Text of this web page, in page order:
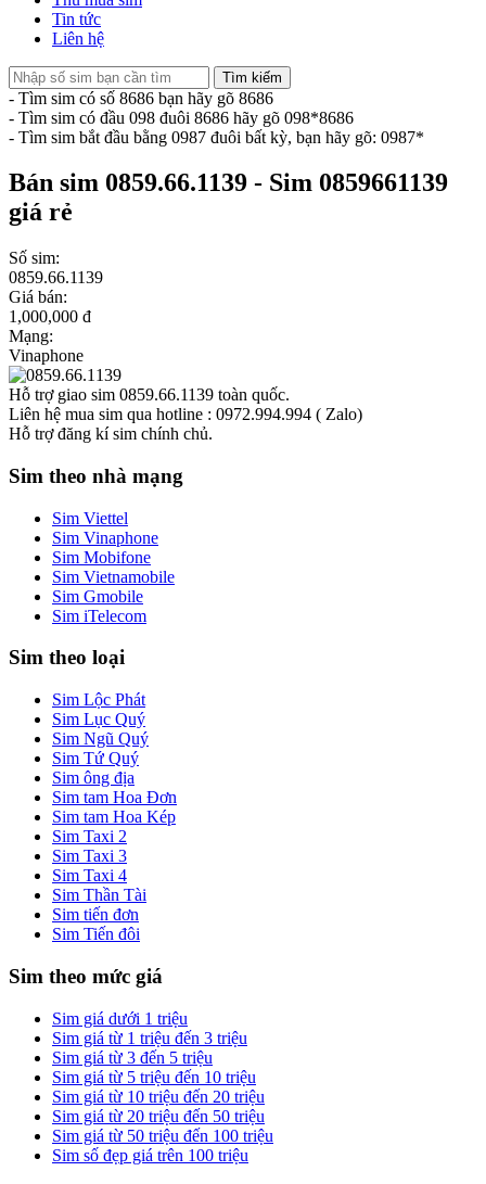
Tin tức
Liên hệ
Tìm kiếm
- Tìm sim có số 8686 bạn hãy gõ 8686
- Tìm sim có đầu 098 đuôi 8686 hãy gõ 098*8686
- Tìm sim bắt đầu bằng 0987 đuôi bất kỳ, bạn hãy gõ: 0987*
Bán sim 0859.66.1139 - Sim 0859661139
giá rẻ
Số sim:
0859.66.1139
Giá bán:
1,000,000 đ
Mạng:
Vinaphone
Hỗ trợ giao sim 0859.66.1139 toàn quốc.
Liên hệ mua sim qua hotline : 0972.994.994 ( Zalo)
Hỗ trợ đăng kí sim chính chủ.
Sim theo nhà mạng
Sim Viettel
Sim Vinaphone
Sim Mobifone
Sim Vietnamobile
Sim Gmobile
Sim iTelecom
Sim theo loại
Sim Lộc Phát
Sim Lục Quý
Sim Ngũ Quý
Sim Tứ Quý
Sim ông địa
Sim tam Hoa Đơn
Sim tam Hoa Kép
Sim Taxi 2
Sim Taxi 3
Sim Taxi 4
Sim Thần Tài
Sim tiến đơn
Sim Tiến đôi
Sim theo mức giá
Sim giá dưới 1 triệu
Sim giá từ 1 triệu đến 3 triệu
Sim giá từ 3 đến 5 triệu
Sim giá từ 5 triệu đến 10 triệu
Sim giá từ 10 triệu đến 20 triệu
Sim giá từ 20 triệu đến 50 triệu
Sim giá từ 50 triệu đến 100 triệu
Sim số đẹp giá trên 100 triệu